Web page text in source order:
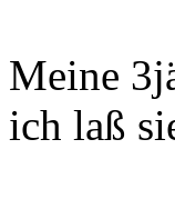
Meine
ich laß